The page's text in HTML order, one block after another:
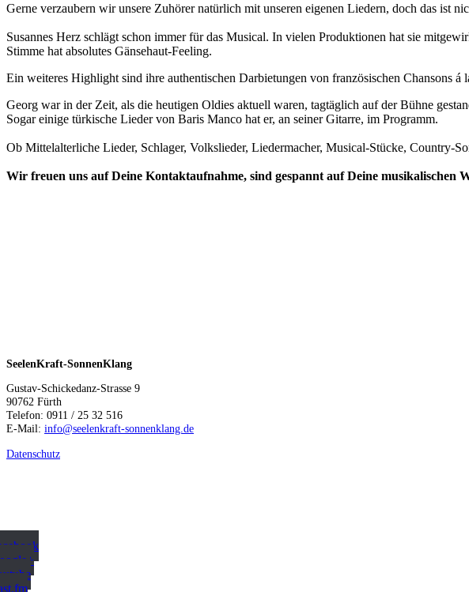
Gerne verzaubern wir unsere Zuhörer natürlich mit unseren eigenen Liedern, doch das ist
Susannes Herz schlägt schon immer für das Musical. In vielen Produktionen hat sie
Stimme hat absolutes Gänsehaut-Feeling.
Ein weiteres Highlight sind ihre authentischen Darbietungen von französischen Chansons
Georg war in der Zeit, als die heutigen Oldies aktuell waren, tagtäglich auf der Bühne
Sogar einige türkische Lieder von Baris Manco hat er, an seiner Gitarre, im Programm.
Ob Mittelalterliche Lieder, Schlager, Volkslieder, Liedermacher, Musical-Stücke, Country-
Wir freuen uns auf Deine Kontaktaufnahme, sind gespannt auf Deine musikalischen
SeelenKraft-SonnenKlang
Gustav-Schickedanz-Strasse 9
90762 Fürth
Telefon: 0911 / 25 32 516
E-Mail: info@seelenkraft-sonnenklang.de
Datenschutz